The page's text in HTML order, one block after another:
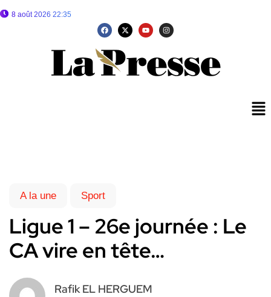
8 août 2026 22:35
A la une Sport
Ligue 1 – 26e journée : Le
CA vire en tête…
Rafik EL HERGUEM